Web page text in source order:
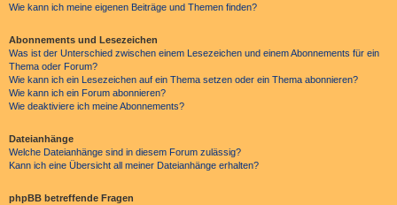
Wie kann ich meine eigenen Beiträge und Themen finden?
Abonnements und Lesezeichen
Was ist der Unterschied zwischen einem Lesezeichen und einem Abonnements für ein
Thema oder Forum?
Wie kann ich ein Lesezeichen auf ein Thema setzen oder ein Thema abonnieren?
Wie kann ich ein Forum abonnieren?
Wie deaktiviere ich meine Abonnements?
Dateianhänge
Welche Dateianhänge sind in diesem Forum zulässig?
Kann ich eine Übersicht all meiner Dateianhänge erhalten?
phpBB betreffende Fragen